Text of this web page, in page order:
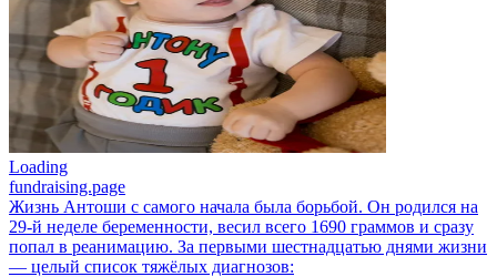
Loading
fundraising.page
Жизнь Антоши с самого начала была борьбой. Он родился на
29‑й неделе беременности, весил всего 1690 граммов и сразу
попал в реанимацию. За первыми шестнадцатью днями жизни
— целый список тяжёлых диагнозов: